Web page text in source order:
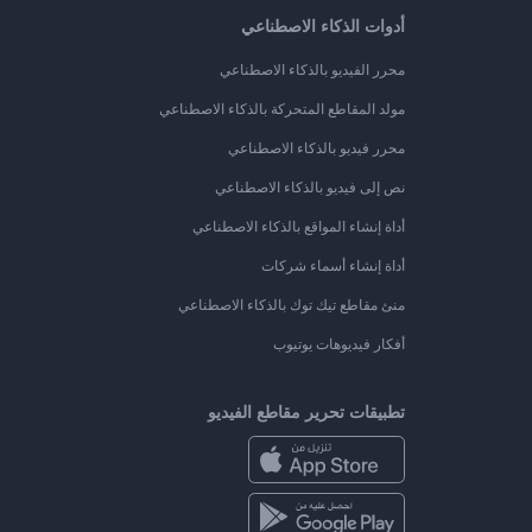
أدوات الذكاء الاصطناعي
محرر الفيديو بالذكاء الاصطناعي
مولد المقاطع المتحركة بالذكاء الاصطناعي
محرر فيديو بالذكاء الاصطناعي
نص إلى فيديو بالذكاء الاصطناعي
أداة إنشاء المواقع بالذكاء الاصطناعي
أداة إنشاء أسماء شركات
منئ مقاطع تيك توك بالذكاء الاصطناعي
أفكار فيديوهات يوتيوب
تطبيقات تحرير مقاطع الفيديو